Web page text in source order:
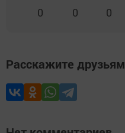
0 0 0
Расскажите друзьям